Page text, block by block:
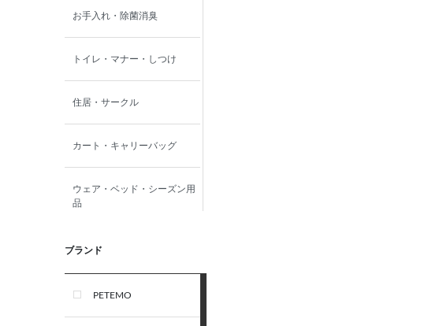
お手入れ・除菌消臭
トイレ・マナー・しつけ
住居・サークル
カート・キャリーバッグ
ウェア・ベッド・シーズン用
品
首輪・ハーネス(胴輪)・リー
ブランド
PETEMO